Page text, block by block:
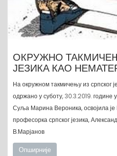
ОКРУЖНО
ЈЕЗИКА КАО
На окружном такмичењу из српског
одржано у суботу, 30.3.2019. године
Суља Марина Вероника, освојила
професорка српског језика,
В.Марјанов
Опширније